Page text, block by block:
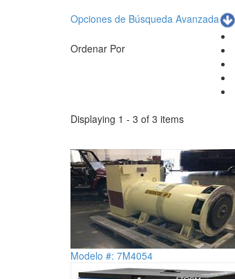
Opciones de Búsqueda Avanzada
Ordenar Por
Displaying 1 - 3 of 3 items
Modelo #: 7M4054